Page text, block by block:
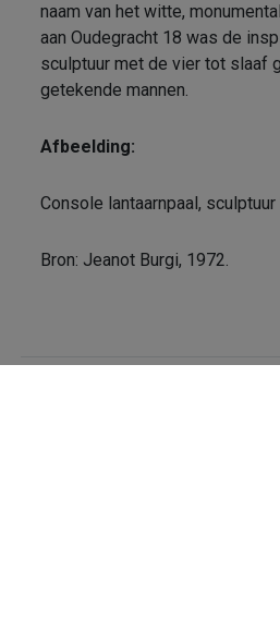
naam van het witte,
aan Oudegracht 18 was de
sculptuur met de vier tot slaaf
getekende mannen.
Afbeelding:
Console lantaarnpaal, sculptuur
Bron: Jeanot Burgi, 1972.